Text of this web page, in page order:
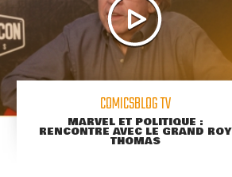
COMICSBLOG TV
MARVEL ET POLITIQUE :
RENCONTRE AVEC LE GRAND ROY
THOMAS